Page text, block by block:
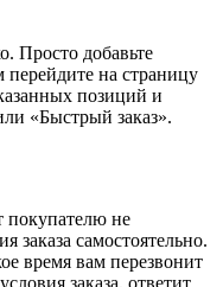
Просто добавьте
перейдите на страницу
позиций и
«Быстрый заказ».
покупателю не
заказа самостоятельно.
время вам перезвонит
заказа, ответит